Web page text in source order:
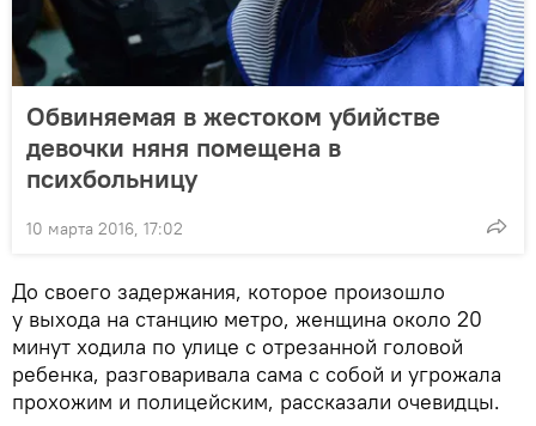
Обвиняемая в жестоком убийстве
девочки няня помещена в
психбольницу
10 марта 2016, 17:02
До своего задержания, которое произошло
у выхода на станцию метро, женщина около 20
минут ходила по улице с отрезанной головой
ребенка, разговаривала сама с собой и угрожала
прохожим и полицейским, рассказали очевидцы.